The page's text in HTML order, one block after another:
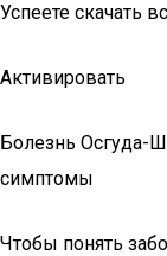
Успеете скачать
Активировать
Болезнь Осгуда-
симптомы
Чтобы понять